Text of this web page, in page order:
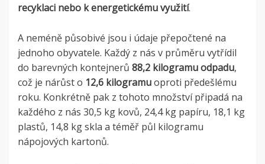
recyklaci nebo k energetickému využití.
A neméně působivé jsou i údaje přepočtené na
jednoho obyvatele. Každý z nás v průměru vytřídil
do barevných kontejnerů 88,2 kilogramu odpadu,
což je nárůst o 12,6 kilogramuoproti předešlému
roku. Konkrétně pak z tohoto množství připadá na
každého z nás 30,5 kg kovů, 24,4 kg papíru, 18,1 kg
plastů, 14,8 kg skla a téměř půl kilogramu
nápojových kartonů.